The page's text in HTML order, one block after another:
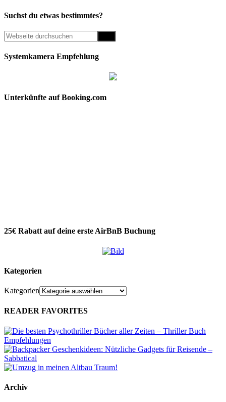
Suchst du etwas bestimmtes?
Systemkamera Empfehlung
Unterkünfte auf Booking.com
25€ Rabatt auf deine erste AirBnB Buchung
Kategorien
Kategorien
READER FAVORITES
Archiv